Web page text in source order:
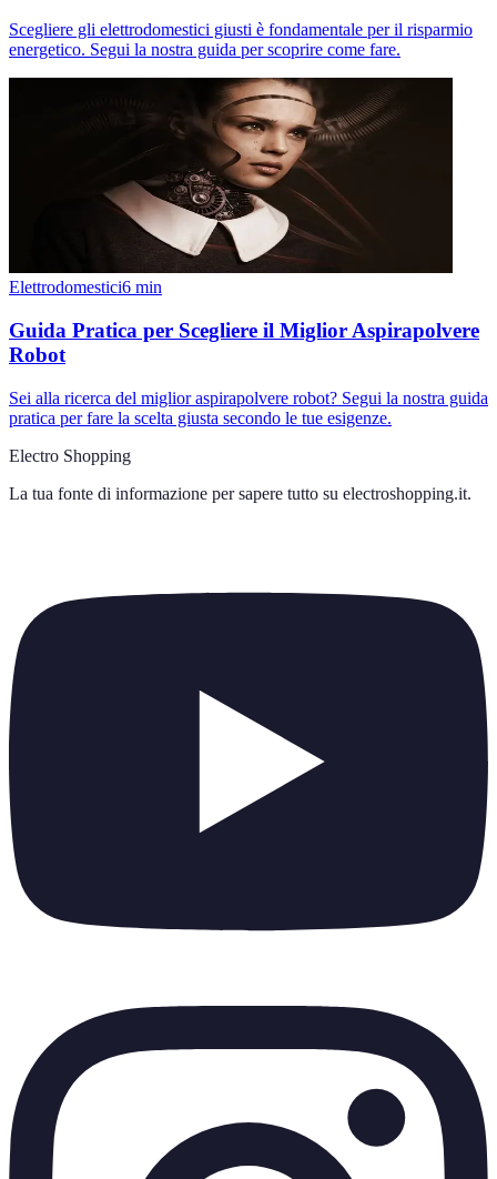
Scegliere gli elettrodomestici giusti è fondamentale per il risparmio
energetico. Segui la nostra guida per scoprire come fare.
Elettrodomestici6 min
Guida Pratica per Scegliere il Miglior Aspirapolvere
Robot
Sei alla ricerca del miglior aspirapolvere robot? Segui la nostra guida
pratica per fare la scelta giusta secondo le tue esigenze.
Electro Shopping
La tua fonte di informazione per sapere tutto su electroshopping.it.